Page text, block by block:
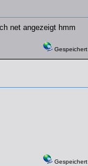
net angezeigt hmm
Gespeichert
Gespeichert